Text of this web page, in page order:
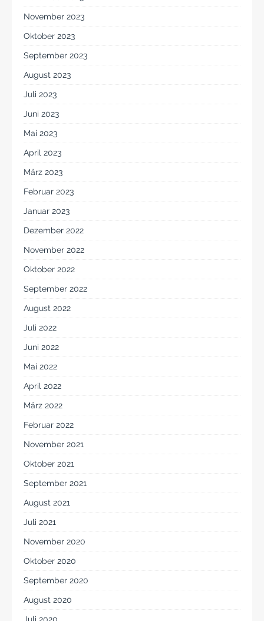
November 2023
Oktober 2023
September 2023
August 2023
Juli 2023
Juni 2023
Mai 2023
April 2023
März 2023
Februar 2023
Januar 2023
Dezember 2022
November 2022
Oktober 2022
September 2022
August 2022
Juli 2022
Juni 2022
Mai 2022
April 2022
März 2022
Februar 2022
November 2021
Oktober 2021
September 2021
August 2021
Juli 2021
November 2020
Oktober 2020
September 2020
August 2020
Juli 2020